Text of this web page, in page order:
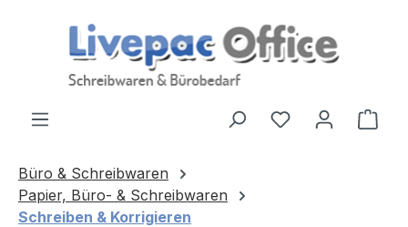
Zum Hauptinhalt springen
Büro & Schreibwaren
Papier, Büro- & Schreibwaren
Schreiben & Korrigieren